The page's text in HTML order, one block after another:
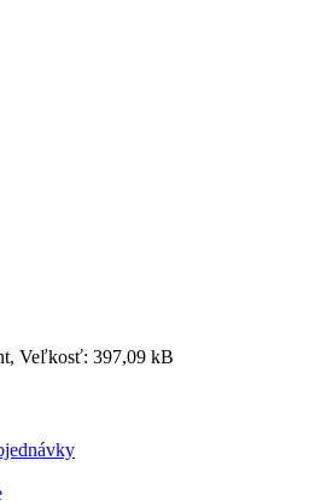
Veľkosť: 397,09 kB